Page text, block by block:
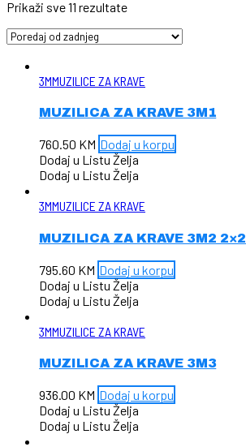
Prikaži sve 11 rezultate
3MMUZILICE ZA KRAVE
MUZILICA ZA KRAVE 3M1
760.50 KM Dodaj u korpu
Dodaj u Listu Želja
Dodaj u Listu Želja
3MMUZILICE ZA KRAVE
MUZILICA ZA KRAVE 3M2 2×2
795.60 KM Dodaj u korpu
Dodaj u Listu Želja
Dodaj u Listu Želja
3MMUZILICE ZA KRAVE
MUZILICA ZA KRAVE 3M3
936.00 KM Dodaj u korpu
Dodaj u Listu Želja
Dodaj u Listu Želja